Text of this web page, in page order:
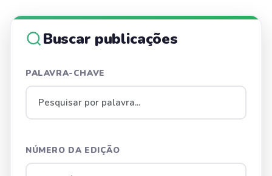
Buscar publicações
PALAVRA-CHAVE
NÚMERO DA EDIÇÃO